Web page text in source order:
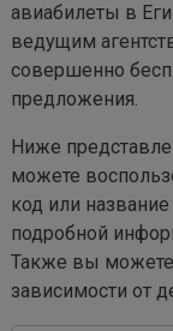
авиабилеты в
ведущим
совершенно
предложения.
Ниже
можете
код или
подробной
Также вы можете
зависимости от